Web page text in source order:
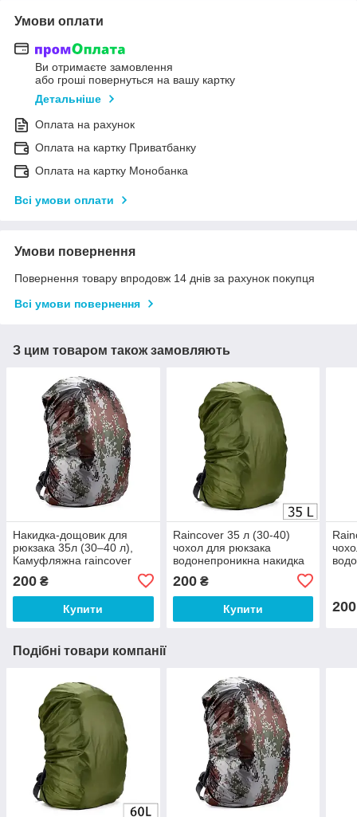
Умови оплати
Ви отримаєте замовлення
або гроші повернуться на вашу картку
Детальніше
Оплата на рахунок
Оплата на картку Приватбанку
Оплата на картку Монобанка
Всі умови оплати
Умови повернення
Повернення товару впродовж 14 днів за рахунок покупця
Всі умови повернення
З цим товаром також замовляють
Накидка-дощовик для
рюкзака 35л (30–40 л),
Камуфляжна raincover
водонепроникний чохол
для рюкзака
200 ₴
Купити
Raincover 35 л (30-40)
чохол для рюкзака
водонепроникна накидка
на рюкзак кавер чохол від
дощу
200₴
Купити 200
Подібні товари компанії